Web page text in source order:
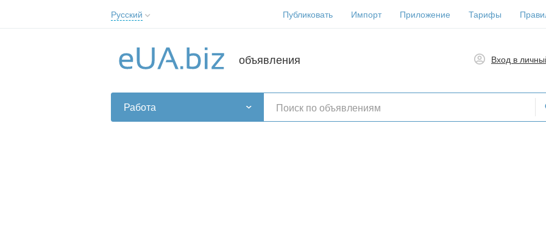
Русский
Українська
Публиковать Импорт Приложение Тарифы
объявления Вход в
Работа